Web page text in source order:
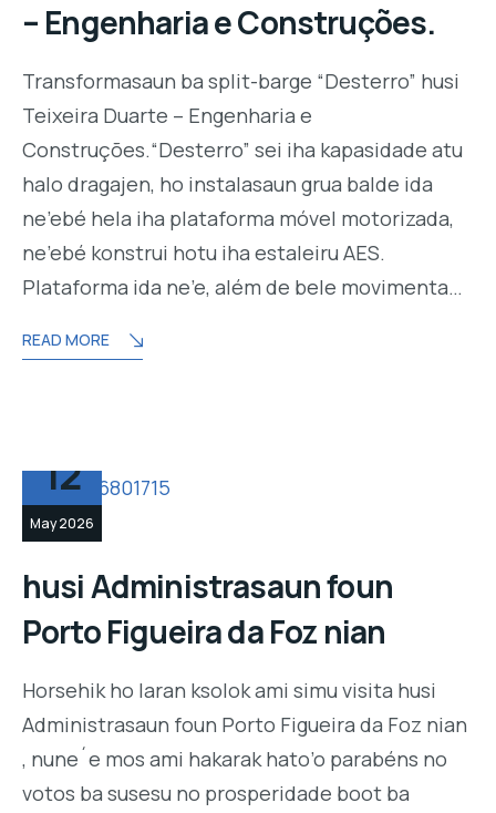
– Engenharia e Construções.
Transformasaun ba split-barge “Desterro” husi
Teixeira Duarte – Engenharia e
Construções.“Desterro” sei iha kapasidade atu
halo dragajen, ho instalasaun grua balde ida
ne’ebé hela iha plataforma móvel motorizada,
ne’ebé konstrui hotu iha estaleiru AES.
Plataforma ida ne’e, além de bele movimenta…
READ MORE
12
May 2026
husi Administrasaun foun
Porto Figueira da Foz nian
Horsehik ho laran ksolok ami simu visita husi
Administrasaun foun Porto Figueira da Foz nian
, nune´e mos ami hakarak hato’o parabéns no
votos ba susesu no prosperidade boot ba